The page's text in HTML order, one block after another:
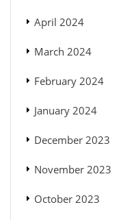
April 2024
March 2024
February 2024
January 2024
December 2023
November 2023
October 2023